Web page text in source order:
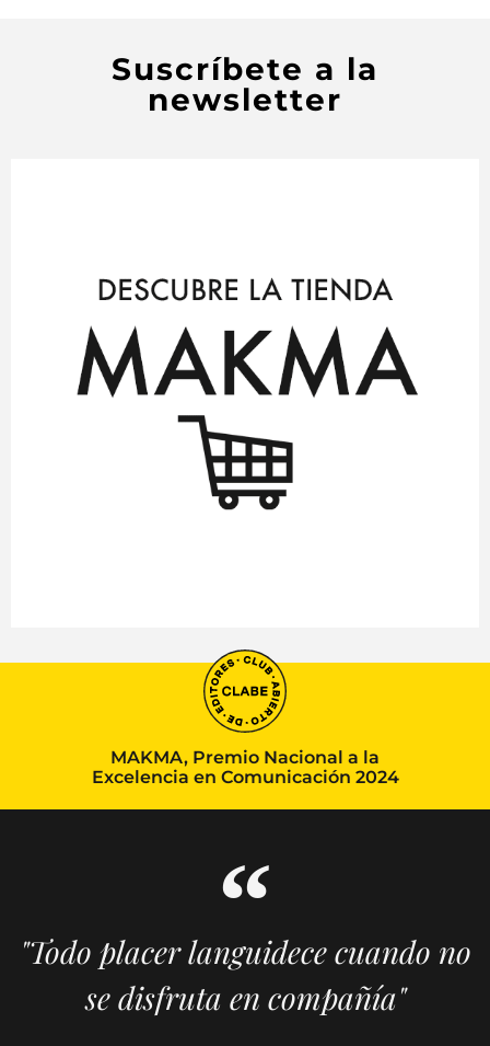
Suscríbete a la
newsletter
MAKMA, Premio Nacional a la
Excelencia en Comunicación 2024
"Todo placer languidece cuando no
se disfruta en compañía"